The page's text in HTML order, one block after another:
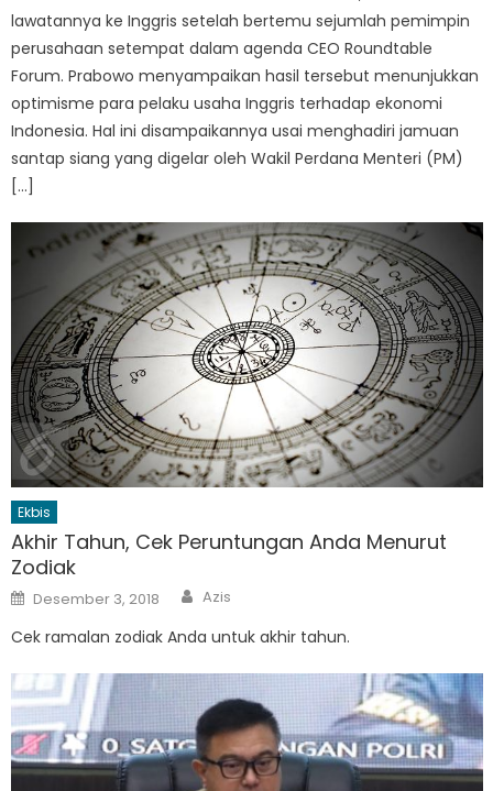
lawatannya ke Inggris setelah bertemu sejumlah pemimpin
perusahaan setempat dalam agenda CEO Roundtable
Forum. Prabowo menyampaikan hasil tersebut menunjukkan
optimisme para pelaku usaha Inggris terhadap ekonomi
Indonesia. Hal ini disampaikannya usai menghadiri jamuan
santap siang yang digelar oleh Wakil Perdana Menteri (PM)
[…]
Ekbis
Akhir Tahun, Cek Peruntungan Anda Menurut
Zodiak
Posted
on
Desember 3, 2018 Author
Azis
Cek ramalan zodiak Anda untuk akhir tahun.